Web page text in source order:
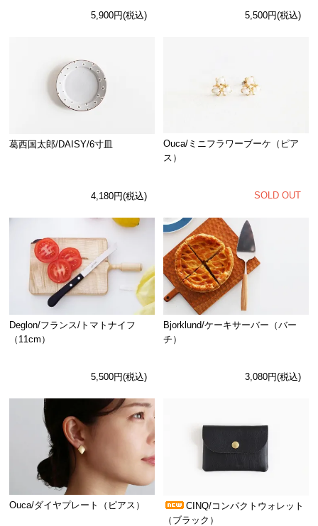
5,900円(税込) 5,500円(税込)
葛西国太郎/DAISY/6寸皿
4,180円(税込)
Ouca/ミニフラワーブーケ（ピア
ス）
SOLD OUT
Deglon/フランス/トマトナイフ
（11cm）
5,500円(税込)
Bjorklund/ケーキサーバー（バー
チ）
3,080円(税込)
Ouca/ダイヤプレート（ピアス）
CINQ/コンパクトウォレット
（ブラック）